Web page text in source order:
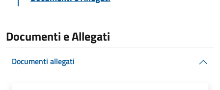
Documenti e Allegati
Documenti allegati